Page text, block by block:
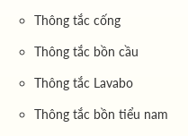
Thông tắc cống
Thông tắc bồn cầu
Thông tắc Lavabo
Thông tắc bồn tiểu nam